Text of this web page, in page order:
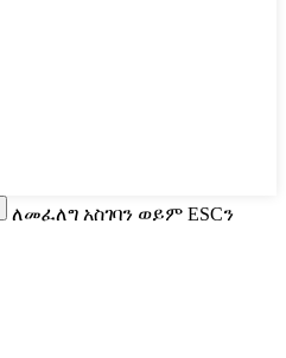
ለመፈለግ አስገባን ወይም ESCን